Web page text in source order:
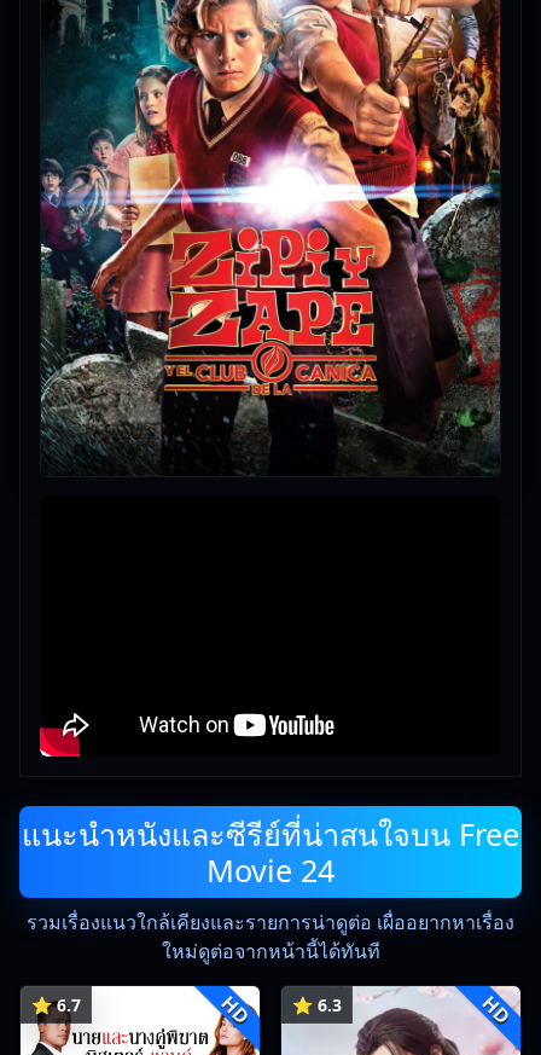
แนะนำหนังและซีรีย์ที่น่าสนใจบน Free
Movie 24
รวมเรื่องแนวใกล้เคียงและรายการน่าดูต่อ เผื่ออยากหาเรื่อง
ใหม่ดูต่อจากหน้านี้ได้ทันที
⭐ 6.7 HD ⭐ 6.3 HD